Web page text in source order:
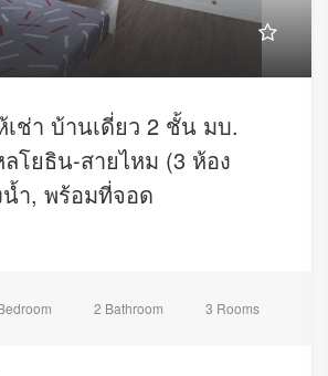
เช่า บ้านเดี่ยว 2 ชั้น มบ.
โยธิน-สายไหม (3 ห้อง
ำ, พร้อมที่จอด
2 Bathroom 3 Rooms